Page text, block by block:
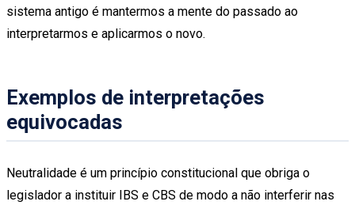
sistema antigo é mantermos a mente do passado ao
interpretarmos e aplicarmos o novo.
Exemplos de interpretações
equivocadas
Neutralidade é um princípio constitucional que obriga o
legislador a instituir IBS e CBS de modo a não interferir nas